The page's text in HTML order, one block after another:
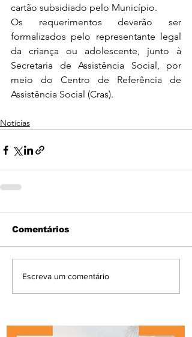
cartão subsidiado pelo Município.
Os requerimentos deverão ser
formalizados pelo representante legal
da criança ou adolescente, junto à
Secretaria de Assistência Social, por
meio do Centro de Referência de
Assistência Social (Cras).
Notícias
Comentários
Escreva um comentário